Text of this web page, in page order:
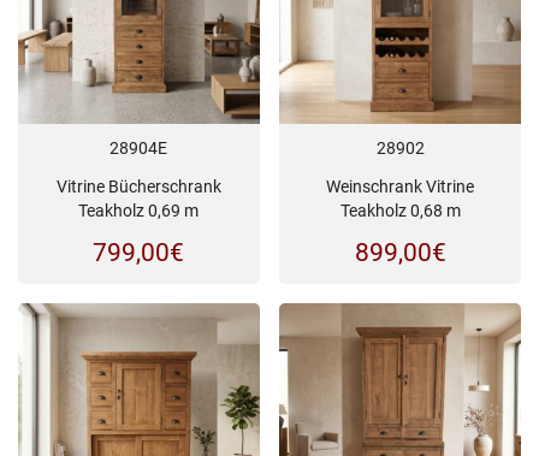
28904E
Vitrine Bücherschrank
Teakholz 0,69 m
799,00€
28902
Weinschrank Vitrine
Teakholz 0,68 m
899,00€